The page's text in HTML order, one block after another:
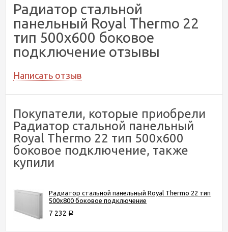
Радиатор стальной
панельный Royal Thermo 22
тип 500x600 боковое
подключение отзывы
Написать отзыв
Покупатели, которые приобрели
Радиатор стальной панельный
Royal Thermo 22 тип 500x600
боковое подключение, также
купили
Радиатор стальной панельный Royal Thermo 22 тип
500x800 боковое подключение
7 232 Р